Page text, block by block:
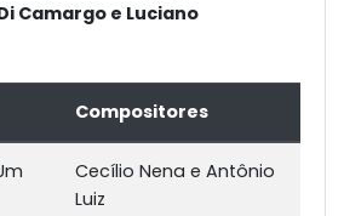
Camargo e Luciano
Compositores
Cecílio Nena e Antônio
Luiz